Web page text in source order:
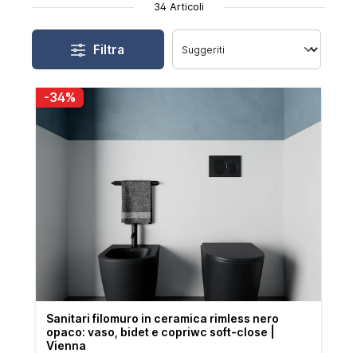
34 Articoli
Filtra
-34%
Sanitari filomuro in ceramica rimless nero
opaco: vaso, bidet e copriwc soft-close |
Vienna